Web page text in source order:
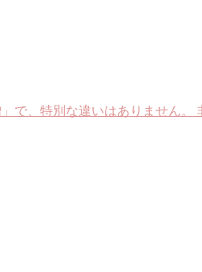
で、特別な違いはありません